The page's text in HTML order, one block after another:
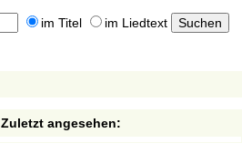
im Titel im Liedtext
Zuletzt angesehen: